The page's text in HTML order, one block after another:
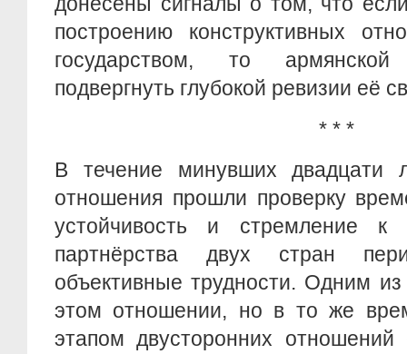
построению конструктивных
государством, то
подвергнуть глубокой ревизии её
* * *
В течение минувших двадцати
отношения прошли проверку
устойчивость и стремление
партнёрства двух стран
объективные трудности. Одним
этом отношении, но в то же
этапом двусторонних